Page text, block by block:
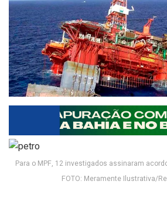
Para o MPF, 12 investigados assinaram
FOTO: Meramente Ilustrativa/